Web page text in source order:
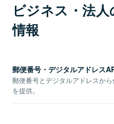
ビジネス・法
情報
郵便番号・デジタルアドレス
郵便番号とデジタルアドレスか
を提供。